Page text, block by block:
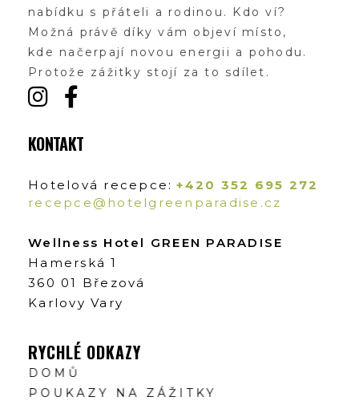
nabídku s přáteli a rodinou. Kdo ví?
Možná právě díky vám objeví místo,
kde načerpají novou energii a pohodu.
Protože zážitky stojí za to sdílet.
KONTAKT
Hotelová recepce: +420 352 695 272
recepce@hotelgreenparadise.cz
Wellness Hotel GREEN PARADISE
Hamerská 1
360 01 Březová
Karlovy Vary
RYCHLÉ ODKAZY
DOMŮ
POUKAZY NA ZÁŽITKY